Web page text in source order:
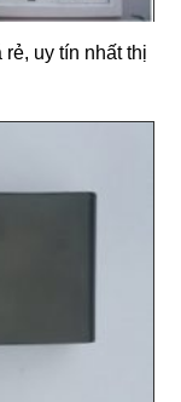
uy tín nhất thị